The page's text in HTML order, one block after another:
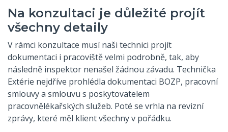
Na konzultaci je důležité projít
všechny detaily
V rámci konzultace musí naši technici projít
dokumentaci i pracoviště velmi podrobně, tak, aby
následně inspektor nenašel žádnou závadu. Technička
Extérie nejdříve prohlédla dokumentaci BOZP, pracovní
smlouvy a smlouvu s poskytovatelem
pracovnělékařských služeb. Poté se vrhla na revizní
zprávy, které měl klient všechny v pořádku.